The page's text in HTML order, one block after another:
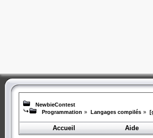
NewbieContest
Programmation » Langages compilés »
Accueil Aide